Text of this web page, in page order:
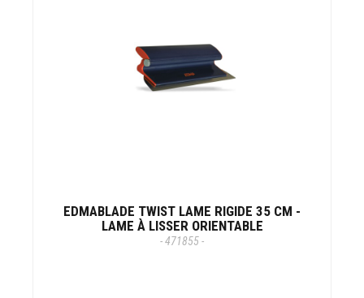
EDMABLADE TWIST LAME RIGIDE 35 CM -
LAME À LISSER ORIENTABLE
- 471855 -